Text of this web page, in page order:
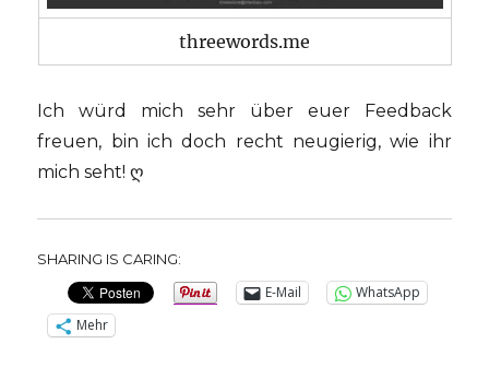
threewords.me
Ich würd mich sehr über euer Feedback
freuen, bin ich doch recht neugierig, wie ihr
mich seht! ღ
SHARING IS CARING:
E-Mail
WhatsApp
Mehr